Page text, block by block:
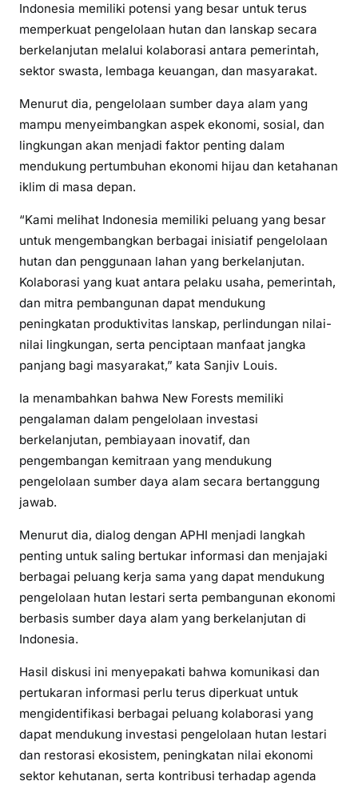
Indonesia memiliki potensi yang besar untuk terus
memperkuat pengelolaan hutan dan lanskap secara
berkelanjutan melalui kolaborasi antara pemerintah,
sektor swasta, lembaga keuangan, dan masyarakat.
Menurut dia, pengelolaan sumber daya alam yang
mampu menyeimbangkan aspek ekonomi, sosial, dan
lingkungan akan menjadi faktor penting dalam
mendukung pertumbuhan ekonomi hijau dan ketahanan
iklim di masa depan.
“Kami melihat Indonesia memiliki peluang yang besar
untuk mengembangkan berbagai inisiatif pengelolaan
hutan dan penggunaan lahan yang berkelanjutan.
Kolaborasi yang kuat antara pelaku usaha, pemerintah,
dan mitra pembangunan dapat mendukung
peningkatan produktivitas lanskap, perlindungan nilai-
nilai lingkungan, serta penciptaan manfaat jangka
panjang bagi masyarakat,” kata Sanjiv Louis.
Ia menambahkan bahwa New Forests memiliki
pengalaman dalam pengelolaan investasi
berkelanjutan, pembiayaan inovatif, dan
pengembangan kemitraan yang mendukung
pengelolaan sumber daya alam secara bertanggung
jawab.
Menurut dia, dialog dengan APHI menjadi langkah
penting untuk saling bertukar informasi dan menjajaki
berbagai peluang kerja sama yang dapat mendukung
pengelolaan hutan lestari serta pembangunan ekonomi
berbasis sumber daya alam yang berkelanjutan di
Indonesia.
Hasil diskusi ini menyepakati bahwa komunikasi dan
pertukaran informasi perlu terus diperkuat untuk
mengidentifikasi berbagai peluang kolaborasi yang
dapat mendukung investasi pengelolaan hutan lestari
dan restorasi ekosistem, peningkatan nilai ekonomi
sektor kehutanan, serta kontribusi terhadap agenda